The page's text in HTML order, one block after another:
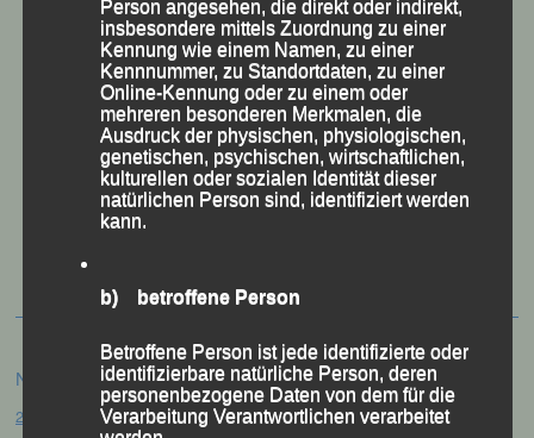
Neueste Beiträge
20. Goldener Steig-Lauf – Stozec/Tusset, 01.08.2026
Person angesehen, die direkt oder indirekt,
insbesondere mittels Zuordnung zu einer
Kennung wie einem Namen, zu einer
Kennnummer, zu Standortdaten, zu einer
Online-Kennung oder zu einem oder
mehreren besonderen Merkmalen, die
Ausdruck der physischen, physiologischen,
genetischen, psychischen, wirtschaftlichen,
kulturellen oder sozialen Identität dieser
natürlichen Person sind, identifiziert werden
kann.
b) betroffene Person
Betroffene Person ist jede identifizierte oder
identifizierbare natürliche Person, deren
personenbezogene Daten von dem für die
Verarbeitung Verantwortlichen verarbeitet